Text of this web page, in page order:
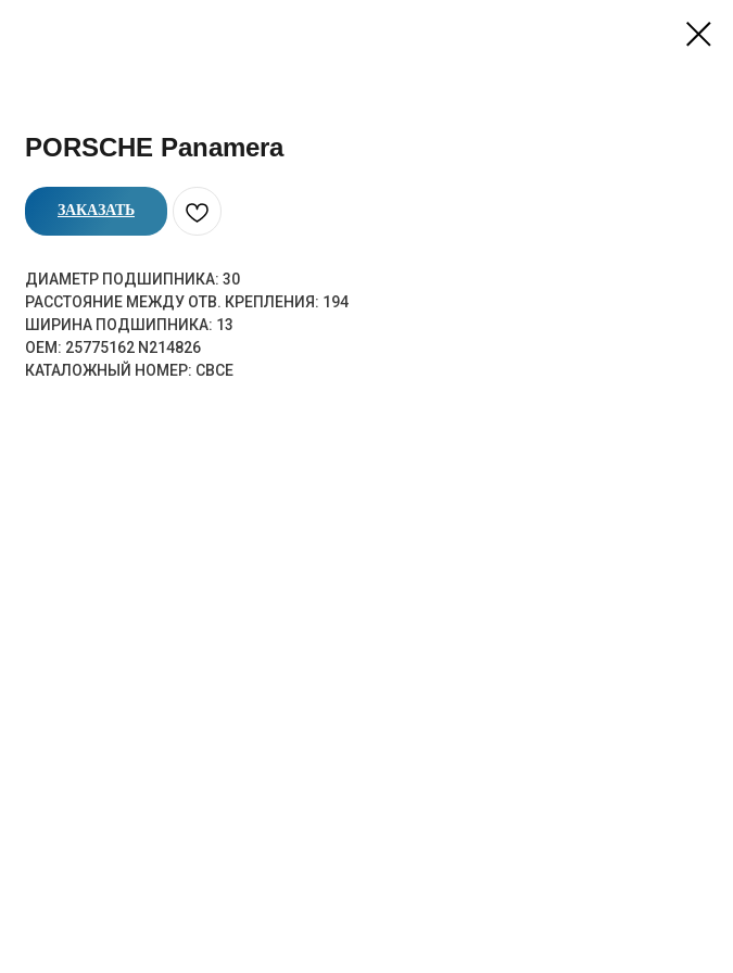
PORSCHE Panamera
ЗАКАЗАТЬ
ДИАМЕТР ПОДШИПНИКА: 30
РАССТОЯНИЕ МЕЖДУ ОТВ. КРЕПЛЕНИЯ: 194
ШИРИНА ПОДШИПНИКА: 13
OEM: 25775162 N214826
КАТАЛОЖНЫЙ НОМЕР: CBCE